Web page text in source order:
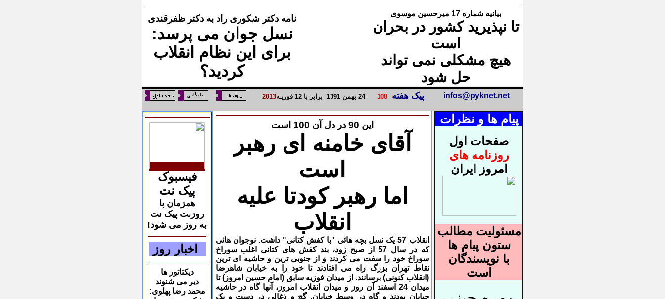
نامه دکتر شکوری راد به دکتر ظفرقندی
نسل جوان می پرسد:
برای این نظام انقلاب
کردید؟
بیانیه شماره 17 میرحسین موسوی
تا نپذیرید کشور در بحران
است
هیچ مشکلی نمی تواند
حل شود
پیک هفته 108 24 بهمن 1391 برابر با 12 فوریـه 2013 infos@pyknet.net
فیسبوک
پیک نت
همزمان با
روزنت پیک نت
به روز می شود!
اخبار روز
دیکتاتور ها
دیر می شنوند
محمد رضا پهلوی:
این 90 در دل آن 100 است
آقای خامنه ای رهبر
است
اما رهبر کودتا علیه
انقلاب
انقلاب 57 یک نسل بچه هائی "با کفش کتانی" داشت. نوجوان هائی
که در سال 57 از صبح زود، بند کفش های کتانی اغلب سوراخ
سوراخ خود را سفت می کردند و از جنوبی ترین و حاشیه ای ترین
نقاط تهران بزرگ راه می افتادند تا خود را به خیابان شاهرضا
(انقلاب کنونی) برسانند. از میدان فوزیه سابق (امام حسین امروز) تا
میدان 24 اسفند آن روز و میدان انقلاب امروز، آنها گاه در حاشیه
خیابان بودند و گاه در وسط خیابان. گچ و ذغالی در دست و یک
پیام ها و نظرات
صفحات اول
روزنامه های
امروز ایران
مسئولیت مطالب
ستون پیام ها
با نویسندگان
است